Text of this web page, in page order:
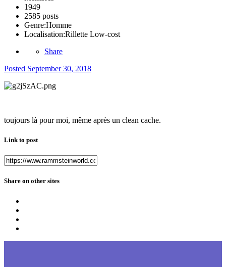
1949
2585 posts
Genre:Homme
Localisation:Rillette Low-cost
Share
Posted September 30, 2018
toujours là pour moi, même après un clean cache.
Link to post
Share on other sites